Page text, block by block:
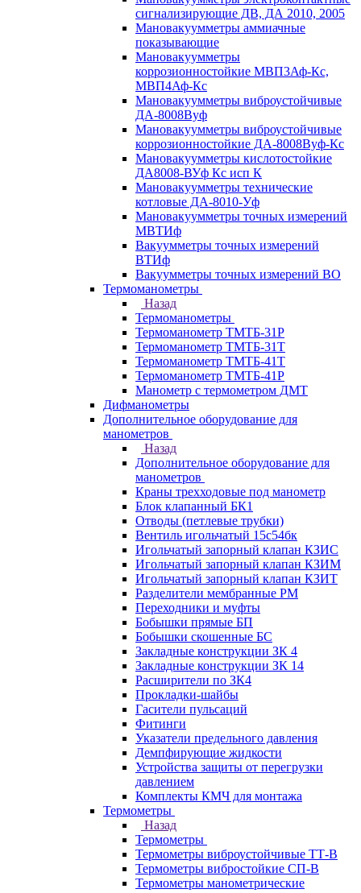
сигнализирующие ДВ, ДА 2010, 2005
Мановакуумметры аммиачные
показывающие
Мановакуумметры
коррозионностойкие МВП3Аф-Кс,
МВП4Аф-Кс
Мановакуумметры виброустойчивые
ДА-8008Вуф
Мановакуумметры виброустойчивые
коррозионностойкие ДА-8008Вуф-Кс
Мановакуумметры кислотостойкие
ДА8008-ВУф Кс исп К
Мановакуумметры технические
котловые ДА-8010-Уф
Мановакуумметры точных измерений
МВТИф
Вакуумметры точных измерений
ВТИф
Вакуумметры точных измерений ВО
Термоманометры
Назад
Термоманометры
Термоманометр ТМТБ-31Р
Термоманометр ТМТБ-31Т
Термоманометр ТМТБ-41Т
Термоманометр ТМТБ-41Р
Манометр с термометром ДМТ
Дифманометры
Дополнительное оборудование для
манометров
Назад
Дополнительное оборудование для
манометров
Краны трехходовые под манометр
Блок клапанный БК1
Отводы (петлевые трубки)
Вентиль игольчатый 15с54бк
Игольчатый запорный клапан КЗИС
Игольчатый запорный клапан КЗИМ
Игольчатый запорный клапан КЗИТ
Разделители мембранные РМ
Переходники и муфты
Бобышки прямые БП
Бобышки скошенные БС
Закладные конструкции ЗК 4
Закладные конструкции ЗК 14
Расширители по ЗК4
Прокладки-шайбы
Гасители пульсаций
Фитинги
Указатели предельного давления
Демпфирующие жидкости
Устройства защиты от перегрузки
давлением
Комплекты КМЧ для монтажа
Термометры
Назад
Термометры
Термометры виброустойчивые ТТ-В
Термометры вибростойкие СП-В
Термометры манометрические